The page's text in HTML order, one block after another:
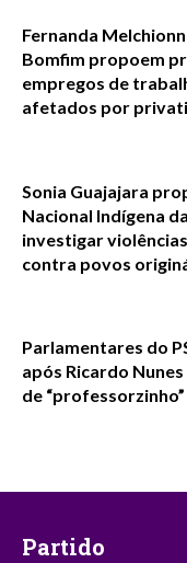
Fernanda
Bomfim propoem
empregos de
afetados por
Sonia Guajajara
Nacional Indígena
investigar
contra povos
Parlamentares do
após Ricardo
de “professorzinho”
Partido